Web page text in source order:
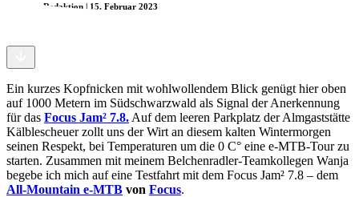
e-motion Redaktion | 15. Februar 2023
Ein kurzes Kopfnicken mit wohlwollendem Blick genügt hier oben
auf 1000 Metern im Südschwarzwald als Signal der Anerkennung
für das Focus Jam² 7.8. Auf dem leeren Parkplatz der Almgaststätte
Kälblescheuer zollt uns der Wirt an diesem kalten Wintermorgen
seinen Respekt, bei Temperaturen um die 0 C° eine e-MTB-Tour zu
starten. Zusammen mit meinem Belchenradler-Teamkollegen Wanja
begebe ich mich auf eine Testfahrt mit dem Focus Jam² 7.8 – dem
All-Mountain e-MTB von Focus.